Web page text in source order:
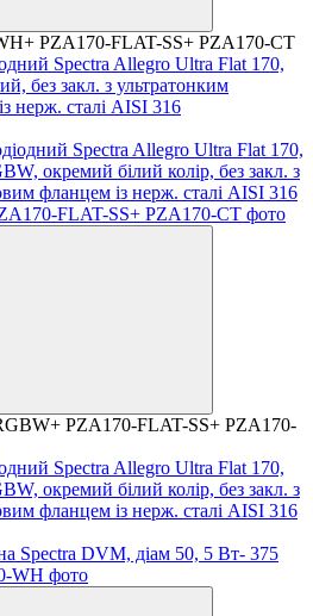
PZA170-FLAT-SS+ PZA170-CT
Spectra Allegro Ultra Flat 170,
без закл. з ультратонким
нерж. сталі AISI 316
PZA170-FLAT-SS+ PZA170-
Spectra Allegro Ultra Flat 170,
окремий білий колір, без закл. з
фланцем із нерж. сталі AISI 316